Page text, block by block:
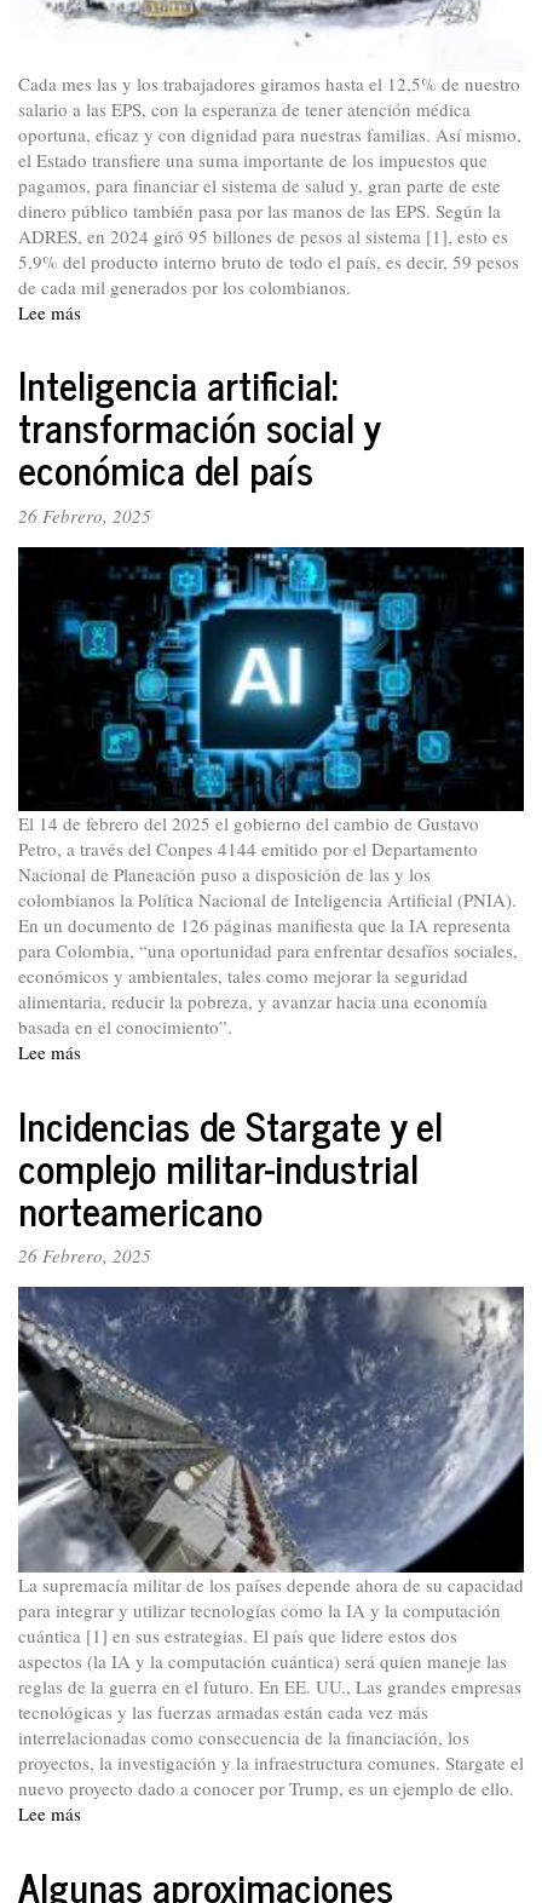
Cada mes las y los trabajadores giramos hasta el 12,5% de nuestro
salario a las EPS, con la esperanza de tener atención médica
oportuna, eficaz y con dignidad para nuestras familias. Así mismo,
el Estado transfiere una suma importante de los impuestos que
pagamos, para financiar el sistema de salud y, gran parte de este
dinero público también pasa por las manos de las EPS. Según la
ADRES, en 2024 giró 95 billones de pesos al sistema [1], esto es
5,9% del producto interno bruto de todo el país, es decir, 59 pesos
de cada mil generados por los colombianos.
Lee más
va
dinero
de
nuestros
aportes
salud?
Inteligencia artificial:
transformación social y
económica del país
26 Febrero, 2025
El 14 de febrero del 2025 el gobierno del cambio de Gustavo
Petro, a través del Conpes 4144 emitido por el Departamento
Nacional de Planeación puso a disposición de las y los
colombianos la Política Nacional de Inteligencia Artificial (PNIA).
En un documento de 126 páginas manifiesta que la IA representa
para Colombia, “una oportunidad para enfrentar desafíos sociales,
económicos y ambientales, tales como mejorar la seguridad
alimentaria, reducir la pobreza, y avanzar hacia una economía
basada en el conocimiento”.
Lee más
transformación
social
y
económica
del
país
Incidencias de Stargate y el
complejo militar-industrial
norteamericano
26 Febrero, 2025
La supremacía militar de los países depende ahora de su capacidad
para integrar y utilizar tecnologías como la IA y la computación
cuántica [1] en sus estrategias. El país que lidere estos dos
aspectos (la IA y la computación cuántica) será quien maneje las
reglas de la guerra en el futuro. En EE. UU., Las grandes empresas
tecnológicas y las fuerzas armadas están cada vez más
interrelacionadas como consecuencia de la financiación, los
proyectos, la investigación y la infraestructura comunes. Stargate el
nuevo proyecto dado a conocer por Trump, es un ejemplo de ello.
Lee más
Stargate
Algunas aproximaciones